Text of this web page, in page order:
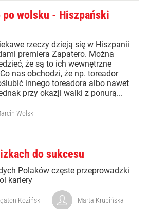
po wolsku - Hiszpański
rzeczy dzieją się w Hiszpanii
premiera Zapatero. Można
że są to ich wewnętrzne
nas obchodzi, że np. toreador
innego toreadora albo nawet
przy okazji walki z ponurą...
Wolski
do sukcesu
Polaków częste przeprowadzki
kariery
Koziński Marta Krupińska